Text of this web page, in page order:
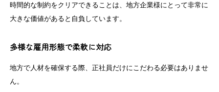
時間的な制約をクリアできることは、地方企業様にとって非常に
大きな価値があると自負しています。
多様な雇用形態で柔軟に対応
地方で人材を確保する際、正社員だけにこだわる必要はありませ
ん。